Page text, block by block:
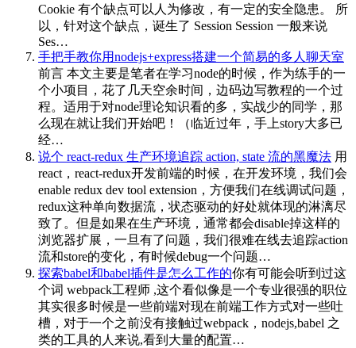
Cookie 有个缺点可以人为修改，有一定的安全隐患。 所
以，针对这个缺点，诞生了 Session Session 一般来说
Ses…
手把手教你用nodejs+express搭建一个简易的多人聊天室
前言 本文主要是笔者在学习node的时候，作为练手的一
个小项目，花了几天空余时间，边码边写教程的一个过
程。适用于对node理论知识看的多，实战少的同学，那
么现在就让我们开始吧！（临近过年，手上story大多已
经…
说个 react-redux 生产环境追踪 action, state 流的黑魔法 用
react，react-redux开发前端的时候，在开发环境，我们会
enable redux dev tool extension，方便我们在线调试问题，
redux这种单向数据流，状态驱动的好处就体现的淋漓尽
致了。但是如果在生产环境，通常都会disable掉这样的
浏览器扩展，一旦有了问题，我们很难在线去追踪action
流和store的变化，有时候debug一个问题…
探索babel和babel插件是怎么工作的你有可能会听到过这
个词 webpack工程师 ,这个看似像是一个专业很强的职位
其实很多时候是一些前端对现在前端工作方式对一些吐
槽，对于一个之前没有接触过webpack，nodejs,babel 之
类的工具的人来说,看到大量的配置…